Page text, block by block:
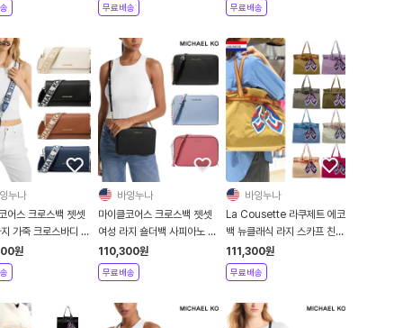
무료배송 무료배송
누나
어스 크로스백 젯셋
가죽 크로스바디 가
원
바잉누나
마이클코어스 크로스백 젯셋
여성 라지 숄더백 사피아노 가
죽 가방
110,300원
무료배송
바잉누나
La Cousette 라쿠제트 에코
백 뉴클래식 라지 스카프 친환
경 나일론 토트백 쇼퍼백
111,300원
무료배송